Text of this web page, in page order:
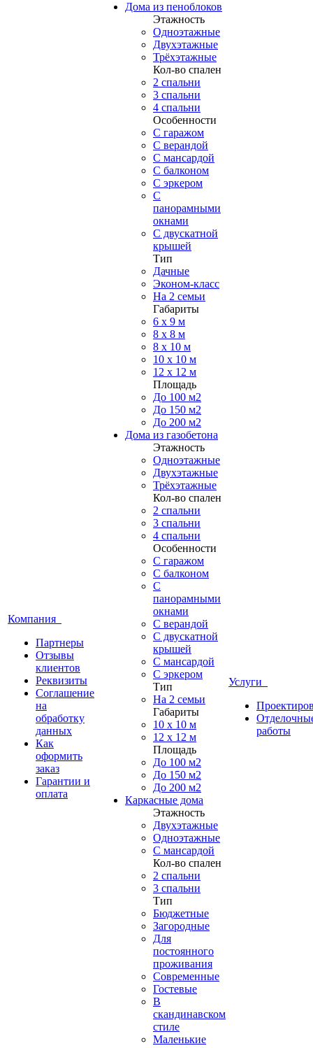
Компания
Партнеры
Отзывы
клиентов
Реквизиты
Соглашение
на
обработку
данных
Как
оформить
заказ
Гарантии и
оплата
Дома из пеноблоков
Этажность
Одноэтажные
Двухэтажные
Трёхэтажные
Кол-во спален
2 спальни
3 спальни
4 спальни
Особенности
С гаражом
С верандой
С мансардой
С балконом
C эркером
С
панорамными
окнами
С двускатной
крышей
Тип
Дачные
Эконом-класс
На 2 семьи
Габариты
6 x 9 м
8 x 8 м
8 x 10 м
10 x 10 м
12 x 12 м
Площадь
До 100 м2
До 150 м2
До 200 м2
Дома из газобетона
Этажность
Одноэтажные
Двухэтажные
Трёхэтажные
Кол-во спален
2 спальни
3 спальни
4 спальни
Особенности
С гаражом
С балконом
С
панорамными
окнами
С верандой
С двускатной
крышей
С мансардой
С эркером
Тип
На 2 семьи
Габариты
10 x 10 м
12 x 12 м
Площадь
До 100 м2
До 150 м2
До 200 м2
Каркасные дома
Этажность
Двухэтажные
Одноэтажные
С мансардой
Кол-во спален
2 спальни
3 спальни
Тип
Бюджетные
Загородные
Для
постоянного
проживания
Современные
Гостевые
В
скандинавском
стиле
Маленькие
Услуги
работы